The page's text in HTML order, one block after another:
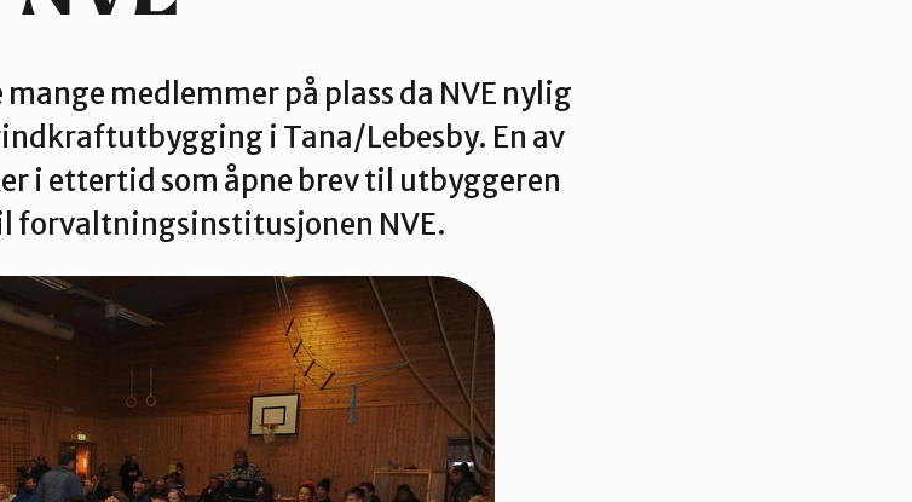
medlemmer på plass da NVE nylig
i Tana/Lebesby. En av
i ettertid som åpne brev til utbyggeren
forvaltningsinstitusjonen NVE.